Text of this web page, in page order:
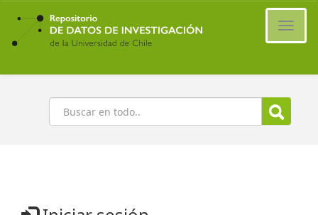
Ir
contenido
principal
Buscar